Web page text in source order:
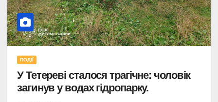
ПОДІЇ
У Тетереві сталося трагічне: чоловік
загинув у водах гідропарку.